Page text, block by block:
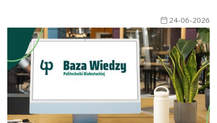
24-06-2026